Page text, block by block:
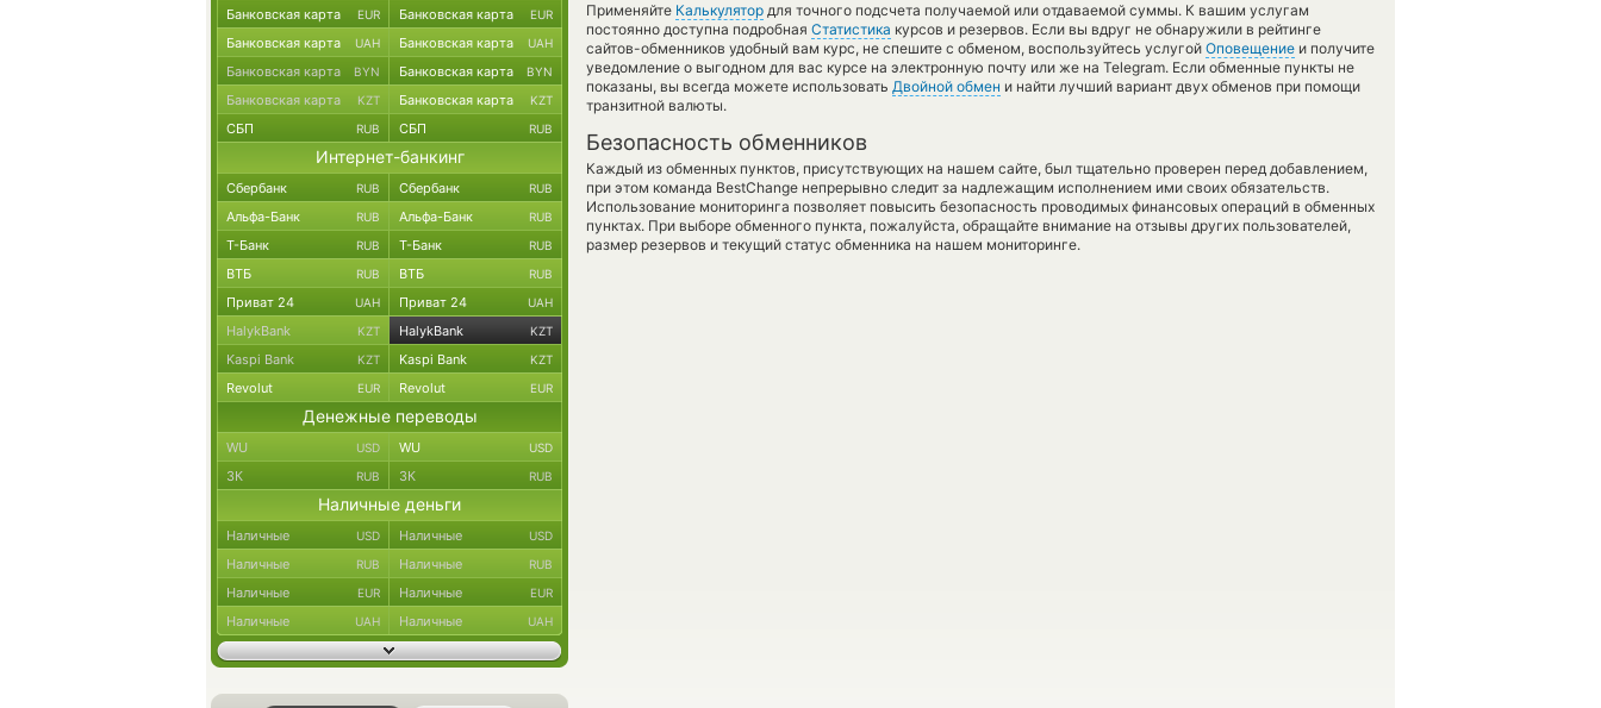
Применяйте Калькулятор для точного подсчета получаемой или отдаваемой суммы. К вашим услугам
постоянно доступна подробная Статистика курсов и резервов. Если вы вдруг не обнаружили в рейтинге
сайтов-обменников удобный вам курс, не спешите с обменом, воспользуйтесь услугой Оповещение и получите
уведомление о выгодном для вас курсе на электронную почту или же на Telegram. Если обменные пункты не
показаны, вы всегда можете использовать Двойной обмен и найти лучший вариант двух обменов при помощи
транзитной валюты.
Безопасность обменников
Каждый из обменных пунктов, присутствующих на нашем сайте, был тщательно проверен перед добавлением,
при этом команда BestChange непрерывно следит за надлежащим исполнением ими своих обязательств.
Использование мониторинга позволяет повысить безопасность проводимых финансовых операций в обменных
пунктах. При выборе обменного пункта, пожалуйста, обращайте внимание на отзывы других пользователей,
размер резервов и текущий статус обменника на нашем мониторинге.
Банковская карта EUR Банковская карта EUR
Банковская карта UAH Банковская карта UAH
Банковская карта BYN Банковская карта BYN
Банковская карта KZT Банковская карта KZT
СБП RUB СБП RUB
Интернет-банкинг
Сбербанк RUB Сбербанк RUB
Альфа-Банк RUB Альфа-Банк RUB
Т-Банк RUB Т-Банк RUB
ВТБ RUB ВТБ RUB
Приват 24 UAH Приват 24 UAH
HalykBank KZT HalykBank KZT
Kaspi Bank KZT Kaspi Bank KZT
Revolut EUR Revolut EUR
Денежные переводы
WU USD WU USD
ЗК RUB ЗК RUB
Наличные деньги
Наличные USD Наличные USD
Наличные RUB Наличные RUB
Наличные EUR Наличные EUR
Наличные UAH Наличные UAH